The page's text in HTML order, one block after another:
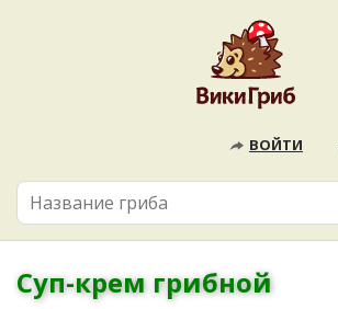
ВОЙТИ
Суп-крем грибной